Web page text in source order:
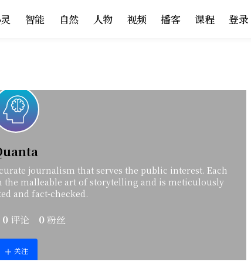
智能 自然 人物 视频 播客 课程 登录
journalism that serves the public interest. Each
malleable art of storytelling and is meticulously
and fact-checked.
0 评论 0 粉丝
关注